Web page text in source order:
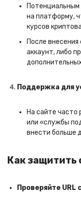
на платформу,
курсов
После
аккаунт, либо
Поддержка для
На сайте
или «службы
внести больше
Как защитить
Проверяйте URL